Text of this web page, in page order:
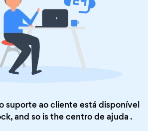
suporte ao cliente está disponível
and so is thecentro de ajuda .